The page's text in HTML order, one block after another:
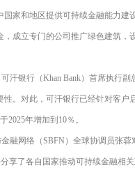
家和地区提供可持续金融能力
成立专门的公司推广绿色建筑
可汗银行（Khan Bank）首席执行副
。对此，可汗银行已经针对客户
2025年增加到 10％。
融网络（SBFN ）全球协调员张
享了各自国家推动可持续金融相